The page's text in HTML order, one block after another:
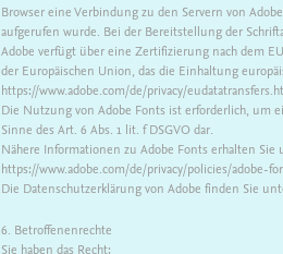
Browser eine Verbindung zu den Servern von
aufgerufen wurde. Bei der Bereitstellung der
Adobe verfügt über eine Zertifizierung nach dem
der Europäischen Union, das die Einhaltung
https://www.adobe.com/de/privacy/
Die Nutzung von Adobe Fonts ist erforderlich, um
Sinne des Art. 6 Abs. 1 lit. f DSGVO dar.
Nähere Informationen zu Adobe Fonts erhalten Sie
https://www.adobe.com/de/privacy/policies/adobe-
Die Datenschutzerklärung von Adobe finden Sie
6. Betroffenenrechte
Sie haben das Recht: